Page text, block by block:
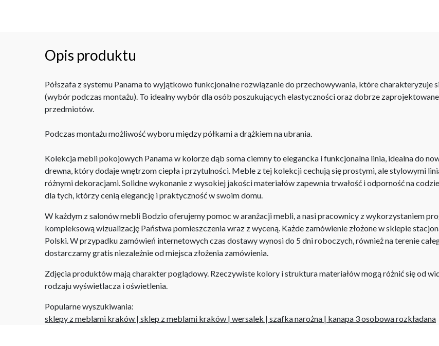
Opis produktu
Półszafa z systemu Panama to wyjątkowo funkcjonalne rozwiązanie do przechowywania, które
(wybór podczas montażu). To idealny wybór dla osób poszukujących elastyczności oraz dobrze
przedmiotów.
Podczas montażu możliwość wyboru między półkami a drążkiem na ubrania.
Kolekcja mebli pokojowych Panama w kolorze dąb soma ciemny to elegancka i funkcjonalna linia, idealna do
drewna, który dodaje wnętrzom ciepła i przytulności. Meble z tej kolekcji cechują się prostymi, ale stylowymi
różnymi dekoracjami. Solidne wykonanie z wysokiej jakości materiałów zapewnia trwałość i odporność na
dla tych, którzy cenią elegancję i praktyczność w swoim domu.
W każdym z salonów mebli Bodzio oferujemy pomoc w aranżacji mebli, a nasi pracownicy z wykorzystaniem
kompleksową wizualizację Państwa pomieszczenia wraz z wyceną. Każde zamówienie złożone w sklepie
Polski. W przypadku zamówień internetowych czas dostawy wynosi do 5 dni roboczych, również na terenie
dostarczamy gratis niezależnie od miejsca złożenia zamówienia.
Zdjęcia produktów mają charakter poglądowy. Rzeczywiste kolory i struktura materiałów mogą różnić się od
rodzaju wyświetlacza i oświetlenia.
Popularne wyszukiwania:
sklepy z meblami kraków | sklep z meblami kraków | wersalek | szafka narożna | kanapa 3 osobowa rozkładana